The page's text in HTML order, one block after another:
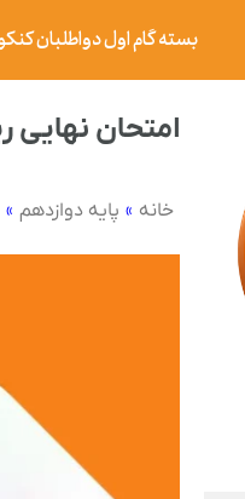
بسته گام اول دواطلبان کنکور
امتحان نهایی
خانه » پایه دوازدهم »